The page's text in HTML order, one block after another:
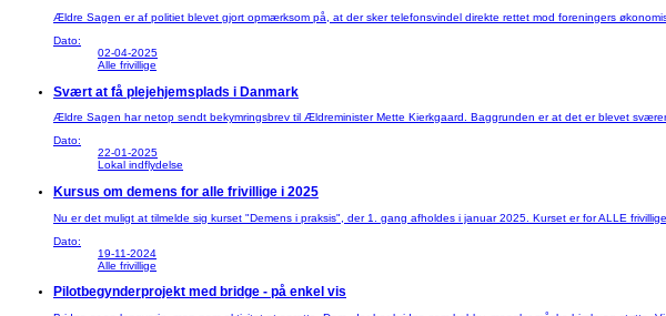
Ældre Sagen er af politiet blevet gjort opmærksom på, at der sker telefonsvindel direkte rettet mod foreningers
Dato:
02-04-2025
Alle frivillige
Svært at få plejehjemsplads i Danmark
Ældre Sagen har netop sendt bekymringsbrev til Ældreminister Mette Kierkgaard. Baggrunden er at det er blevet
Dato:
22-01-2025
Lokal indflydelse
Kursus om demens for alle frivillige i 2025
Nu er det muligt at tilmelde sig kurset "Demens i praksis", der 1. gang afholdes i januar 2025. Kurset er for ALLE
Dato:
19-11-2024
Alle frivillige
Pilotbegynderprojekt med bridge - på enkel vis